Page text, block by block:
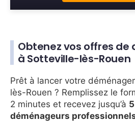
Obtenez vos offres
à Sotteville-lès-Rouen
Prêt à lancer votre
lès-Rouen ? Remplissez le
2 minutes et recevez jusqu’à
déménageurs